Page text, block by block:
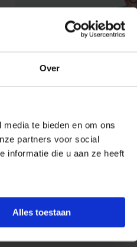
Over
te bieden en om ons
partners voor social
informatie die u aan ze heeft
Alles toestaan